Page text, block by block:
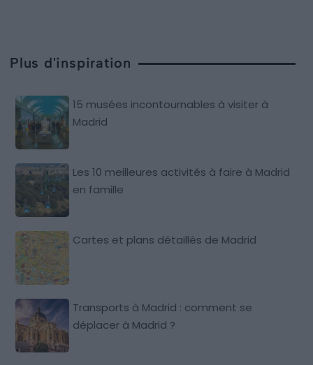
Plus d'inspiration
15 musées incontournables à visiter à
Madrid
Les 10 meilleures activités à faire à Madrid
en famille
Cartes et plans détaillés de Madrid
Transports à Madrid : comment se
déplacer à Madrid ?